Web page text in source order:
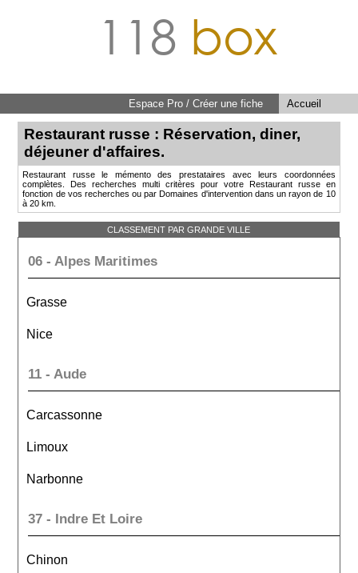
118 box
Accueil
Espace Pro / Créer une fiche
Restaurant russe : Réservation, diner,
déjeuner d'affaires.
Restaurant russe le mémento des prestataires avec leurs coordonnées
complètes. Des recherches multi critères pour votre Restaurant russe en
fonction de vos recherches ou par Domaines d'intervention dans un rayon de 10
à 20 km.
CLASSEMENT PAR GRANDE VILLE
06 - Alpes Maritimes
Grasse
Nice
11 - Aude
Carcassonne
Limoux
Narbonne
37 - Indre Et Loire
Chinon